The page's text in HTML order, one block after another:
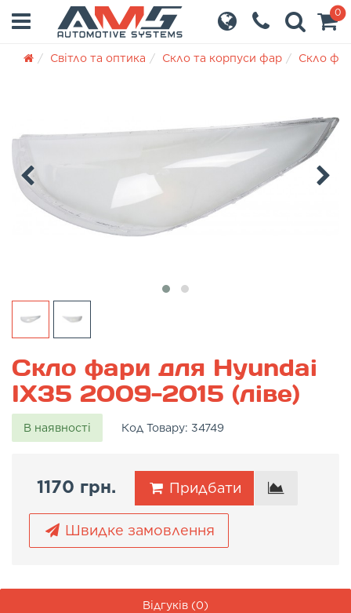
0
Світло та оптика Скло та корпуси фар Скло
Скло фари для Hyundai
IX35 2009-2015 (ліве)
В наявності Код Товару: 34749
1170 грн. Придбати
Швидке замовлення
Відгуків (0)